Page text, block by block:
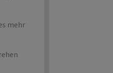
mehr